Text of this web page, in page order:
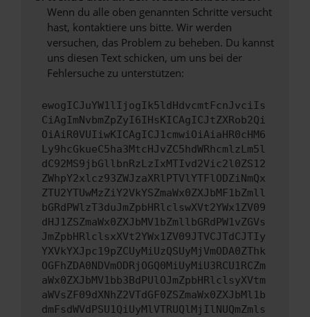
Wenn du alle oben genannten Schritte versucht
hast, kontaktiere uns bitte. Wir werden
versuchen, das Problem zu beheben. Du kannst
uns diesen Text schicken, um uns bei der
Fehlersuche zu unterstützen:
ewogICJuYW1lIjogIk5ldHdvcmtFcnJvciIs
CiAgImNvbmZpZyI6IHsKICAgICJtZXRob2Qi
OiAiR0VUIiwKICAgICJ1cmwiOiAiaHR0cHM6
Ly9hcGkueC5ha3MtcHJvZC5hdWRhcmlzLm5l
dC92MS9jbGllbnRzLzIxMTIvd2Vic2l0ZS12
ZWhpY2xlcz93ZWJzaXRlPTVlYTFlODZiNmQx
ZTU2YTUwMzZiY2VkYSZmaWx0ZXJbMF1bZmll
bGRdPWlzT3duJmZpbHRlclswXVt2YWx1ZV09
dHJ1ZSZmaWx0ZXJbMV1bZmllbGRdPW1vZGVs
JmZpbHRlclsxXVt2YWx1ZV09JTVCJTdCJTIy
YXVkYXJpc19pZCUyMiUzQSUyMjVmODA0ZThk
OGFhZDA0NDVmODRjOGQ0MiUyMiU3RCU1RCZm
aWx0ZXJbMV1bb3BdPUlOJmZpbHRlclsyXVtm
aWVsZF09dXNhZ2VTdGF0ZSZmaWx0ZXJbMl1b
dmFsdWVdPSU1QiUyMlVTRUQlMjIlNUQmZmls